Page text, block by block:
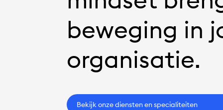
beweging in
organisatie.
Bekijk onze diensten en specialiteiten